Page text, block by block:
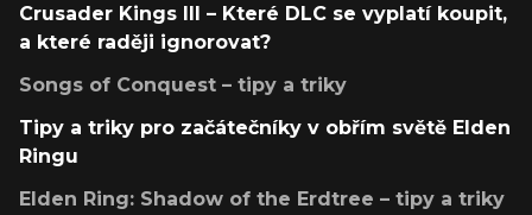
Crusader Kings III – Které DLC se vyplatí koupit,
a které raději ignorovat?
Songs of Conquest – tipy a triky
Tipy a triky pro začátečníky v obřím světě Elden
Ringu
Elden Ring: Shadow of the Erdtree – tipy a triky